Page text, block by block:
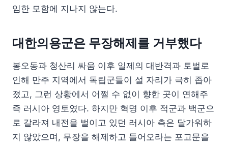
임한 모함에 지나지 않는다.
대한의용군은 무장해제를 거부했다
봉오동과 청산리 싸움 이후 일제의 대반격과 토벌로
인해 만주 지역에서 독립군들이 설 자리가 극히 좁아
졌고, 그런 상황에서 어쩔 수 없이 향한 곳이 연해주
즉 러시아 영토였다. 하지만 혁명 이후 적군과 백군으
로 갈라져 내전을 벌이고 있던 러시아 측은 달가워하
지 않았으며, 무장을 해제하고 들어오라는 포고문을